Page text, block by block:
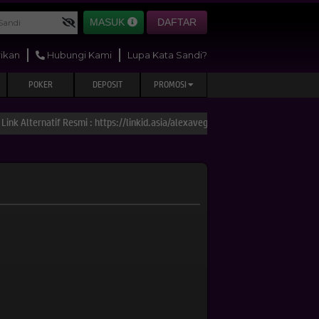
MASUK DAFTAR
Hubungi Kami Lupa Kata Sandi?
POKER DEPOSIT PROMOSI
Resmi : https://linkid.asia/alexavegas-go https://linkid.asia/alexavegas ,